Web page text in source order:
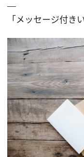
「メッセージ付き